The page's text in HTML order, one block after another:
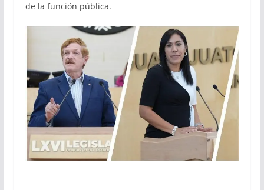
de la función pública.